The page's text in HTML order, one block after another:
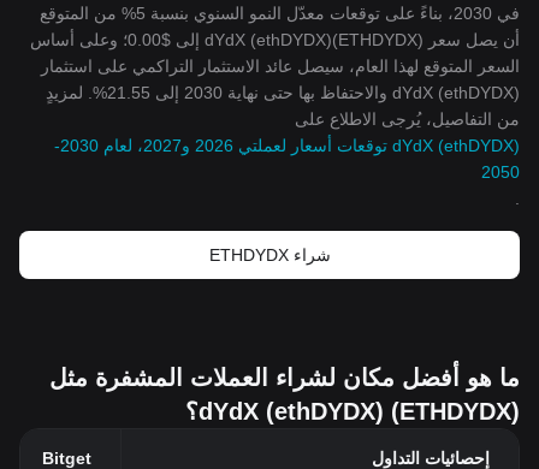
في 2030، بناءً على توقعات معدّل النمو السنوي بنسبة 5% من المتوقع
أن يصل سعر dYdX (ethDYDX)(ETHDYDX) إلى $0.00؛ وعلى أساس
السعر المتوقع لهذا العام، سيصل عائد الاستثمار التراكمي على استثمار
dYdX (ethDYDX) والاحتفاظ بها حتى نهاية 2030 إلى 21.55%. لمزيدٍ
من التفاصيل، يُرجى الاطلاع على
dYdX (ethDYDX) توقعات أسعار لعملتي 2026 و2027، لعام 2030-
2050
شراء ETHDYDX
ما هو أفضل مكان لشراء العملات المشفرة مثل
dYdX (ethDYDX) (ETHDYDX)؟
إحصائيات التداول Bitget